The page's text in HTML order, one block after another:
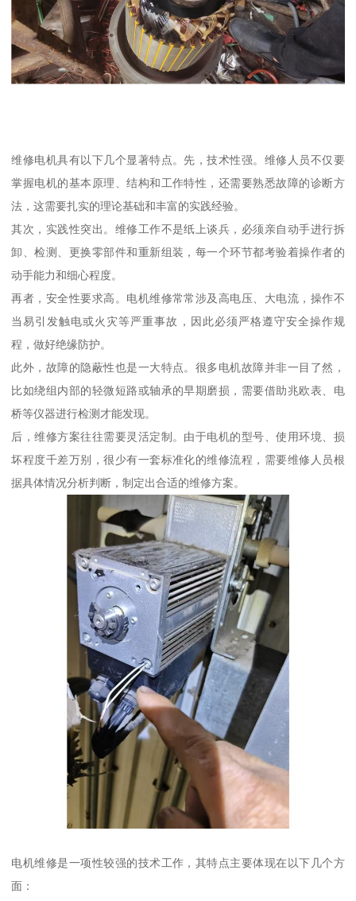
维修电机具有以下几个显著特点。先，技术性强。维修人员不仅要
掌握电机的基本原理、结构和工作特性，还需要熟悉故障的诊断方
法，这需要扎实的理论基础和丰富的实践经验。
其次，实践性突出。维修工作不是纸上谈兵，必须亲自动手进行拆
卸、检测、更换零部件和重新组装，每一个环节都考验着操作者的
动手能力和细心程度。
再者，安全性要求高。电机维修常常涉及高电压、大电流，操作不
当易引发触电或火灾等严重事故，因此必须严格遵守安全操作规
程，做好绝缘防护。
此外，故障的隐蔽性也是一大特点。很多电机故障并非一目了然，
比如绕组内部的轻微短路或轴承的早期磨损，需要借助兆欧表、电
桥等仪器进行检测才能发现。
后，维修方案往往需要灵活定制。由于电机的型号、使用环境、损
坏程度千差万别，很少有一套标准化的维修流程，需要维修人员根
据具体情况分析判断，制定出合适的维修方案。
电机维修是一项性较强的技术工作，其特点主要体现在以下几个方
面：